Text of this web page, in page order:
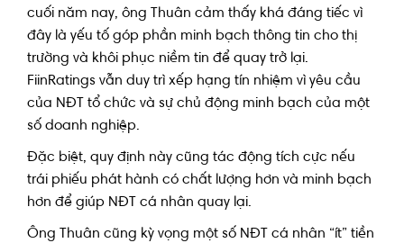
cuối năm nay, ông Thuân cảm thấy khá đáng tiếc vì
đây là yếu tố góp phần minh bạch thông tin cho thị
trường và khôi phục niềm tin để quay trở lại.
FiinRatings vẫn duy trì xếp hạng tín nhiệm vì yêu cầu
của NĐT tổ chức và sự chủ động minh bạch của một
số doanh nghiệp.
Đặc biệt, quy định này cũng tác động tích cực nếu
trái phiếu phát hành có chất lượng hơn và minh bạch
hơn để giúp NĐT cá nhân quay lại.
Ông Thuân cũng kỳ vọng một số NĐT cá nhân “ít” tiền